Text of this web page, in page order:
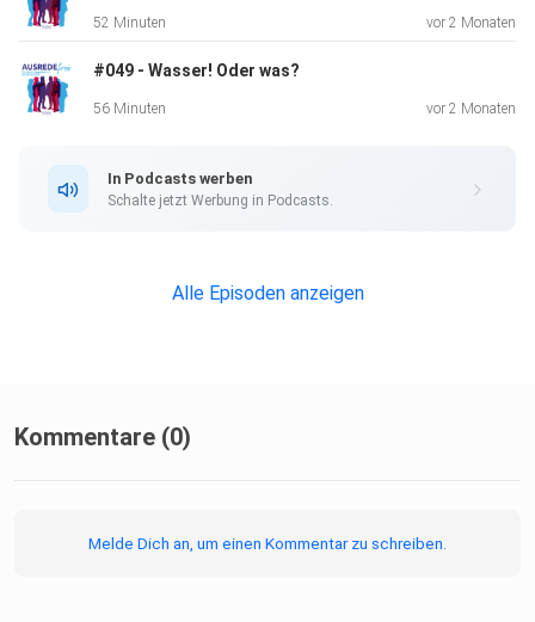
52 Minuten vor 2 Monaten
#049 - Wasser! Oder was?
56 Minuten vor 2 Monaten
In Podcasts werben
Schalte jetzt Werbung in Podcasts.
Alle Episoden anzeigen
Kommentare (0)
Melde Dich an, um einen Kommentar zu schreiben.